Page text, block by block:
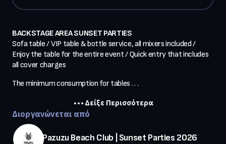
BACKSTAGE AREA SUNSET PARTIES
Sofa table / VIP table & bottle service, all mixers included /
Enjoy the table for the entire event / Quick entry that includes
all cover charges
The minimum consumption for tables . . .
Δείξε Περισσότερα
Διοργανώνεται από
Pazuzu Beach Club | Sunset Parties 2026